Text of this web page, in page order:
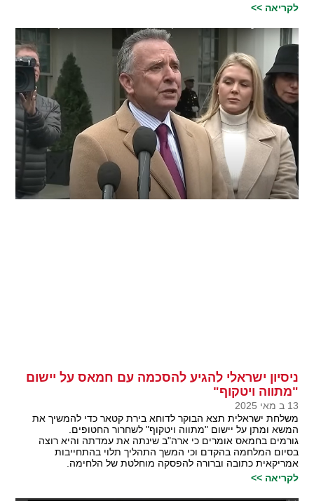
לקריאה >>
ניסיון ישראלי להגיע להסכמה עם חמאס על יישום
"מתווה ויטקוף"
13 ב מאי 2025
משלחת ישראלית תצא הבוקר לדוחא בירת קטאר כדי להמשיך את
המשא ומתן על יישום "מתווה ויטקוף" לשחרור החטופים.
גורמים בחמאס אומרים כי ארה"ב שינתה את עמדתה והיא רוצה
בסיום המלחמה בהקדם וכי המשך התהליך תלוי בהתחייבות
אמריקאית כתובה וברורה להפסקה מוחלטת של הלחימה.
לקריאה >>